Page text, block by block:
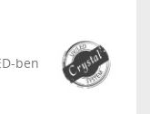
ben